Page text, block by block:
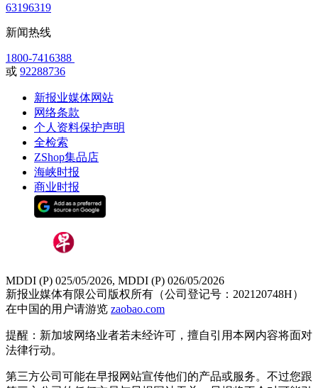
63196319
新闻热线
1800-7416388
或 92288736
新报业媒体网站
网络条款
个人资料保护声明
全检索
ZShop集品店
海峡时报
商业时报
MDDI (P) 025/05/2026, MDDI (P) 026/05/2026
新报业媒体有限公司版权所有（公司登记号：202120748H）
在中国的用户请游览 zaobao.com
提醒：新加坡网络业者若未经许可，擅自引用本网内容将面对
法律行动。
第三方公司可能在早报网站宣传他们的产品或服务。不过您跟